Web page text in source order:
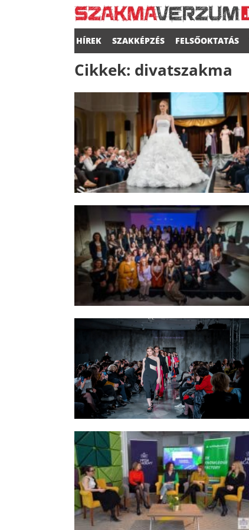
HÍREK SZAKKÉPZÉS FELSŐOKTATÁS
Cikkek: divatszakma